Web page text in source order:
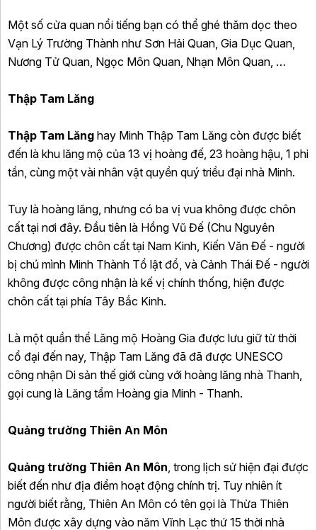
Một số cửa quan nổi tiếng bạn có thể ghé thăm dọc theo
Vạn Lý Trường Thành như Sơn Hải Quan, Gia Dục Quan,
Nương Tử Quan, Ngọc Môn Quan, Nhạn Môn Quan, …
Thập Tam Lăng
Thập Tam Lăng hay Minh Thập Tam Lăng còn được biết
đến là khu lăng mộ của 13 vị hoàng đế, 23 hoàng hậu, 1 phi
tần, cùng một vài nhân vật quyền quý triều đại nhà Minh.
Tuy là hoàng lăng, nhưng có ba vị vua không được chôn
cất tại nơi đây. Đầu tiên là Hồng Vũ Đế (Chu Nguyên
Chương) được chôn cất tại Nam Kinh, Kiến Văn Đế - người
bị chú mình Minh Thành Tổ lật đổ, và Cảnh Thái Đế - người
không được công nhận là kế vị chính thống, hiện được
chôn cất tại phía Tây Bắc Kinh.
Là một quần thể Lăng mộ Hoàng Gia được lưu giữ từ thời
cổ đại đến nay, Thập Tam Lăng đã đã được UNESCO
công nhận Di sản thế giới cùng với hoàng lăng nhà Thanh,
gọi cung là Lăng tẩm Hoàng gia Minh - Thanh.
Quảng trường Thiên An Môn
Quảng trường Thiên An Môn, trong lịch sử hiện đại được
biết đến như địa điểm hoạt động chính trị. Tuy nhiên ít
người biết rằng, Thiên An Môn có tên gọi là Thừa Thiên
Môn được xây dựng vào năm Vĩnh Lạc thứ 15 thời nhà